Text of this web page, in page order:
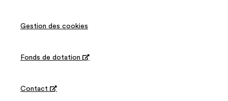
Gestion des cookies
Fonds de dotation 
Contact 